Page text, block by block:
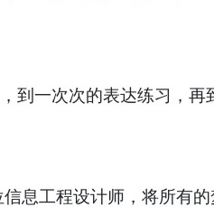
到一次次的表达练习，
息工程设计师，将所有的